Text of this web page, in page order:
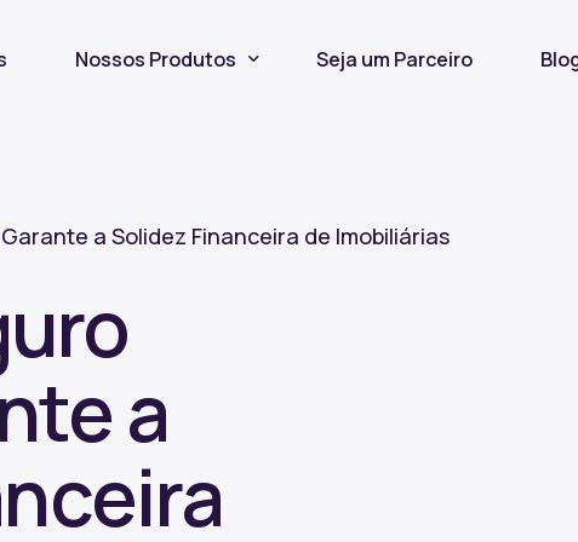
Nossos Produtos
Seguro Fiança Locatícia
Seja um Parceiro
a Solidez Financeira de Imobiliárias
a